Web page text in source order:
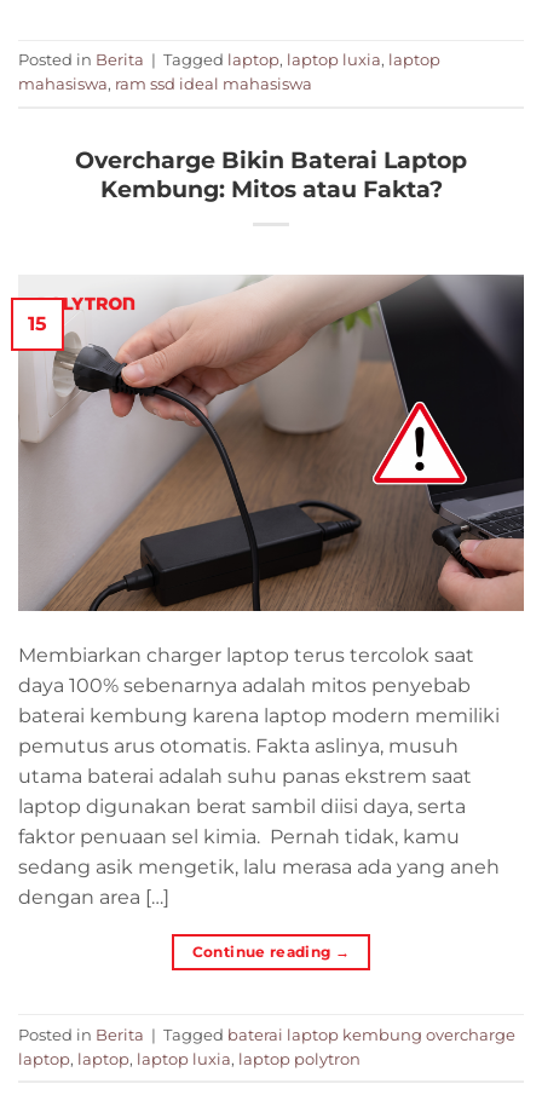
Posted in Berita | Tagged laptop, laptop luxia, laptop
mahasiswa, ram ssd ideal mahasiswa
Overcharge Bikin Baterai Laptop
Kembung: Mitos atau Fakta?
15
Membiarkan charger laptop terus tercolok saat
daya 100% sebenarnya adalah mitos penyebab
baterai kembung karena laptop modern memiliki
pemutus arus otomatis. Fakta aslinya, musuh
utama baterai adalah suhu panas ekstrem saat
laptop digunakan berat sambil diisi daya, serta
faktor penuaan sel kimia. Pernah tidak, kamu
sedang asik mengetik, lalu merasa ada yang aneh
dengan area […]
Continue reading →
Posted in Berita | Tagged baterai laptop kembung overcharge
laptop, laptop, laptop luxia, laptop polytron